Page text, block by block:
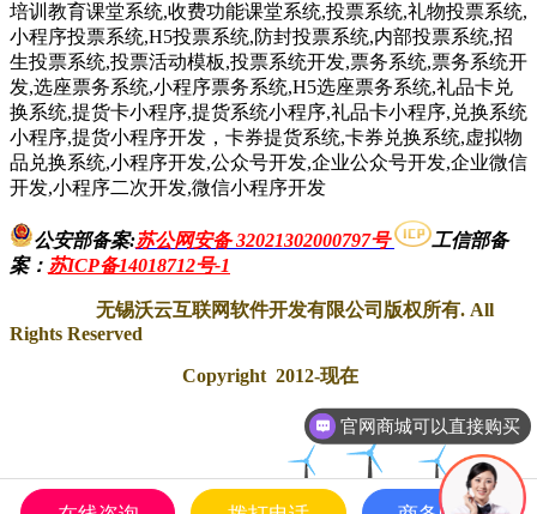
培训教育课堂系统,收费功能课堂系统,投票系统,礼物投票系统,
小程序投票系统,H5投票系统,防封投票系统,内部投票系统,招
生投票系统,投票活动模板,投票系统开发,票务系统,票务系统开
发,选座票务系统,小程序票务系统,H5选座票务系统,礼品卡兑
换系统,提货卡小程序,提货系统小程序,礼品卡小程序,兑换系统
小程序,提货小程序开发，卡券提货系统,卡券兑换系统,虚拟物
品兑换系统,小程序开发,公众号开发,企业公众号开发,企业微信
开发,小程序二次开发,微信小程序开发
公安部备案:苏公网安备 32021302000797号
工信部备
案： 苏ICP备14018712号-1
无锡沃云互联网软件开发有限公司版权所有. All
Rights Reserved
Copyright 2012-现在
一次购买终身授权使用